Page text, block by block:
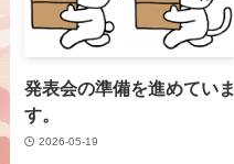
発表会の準備を進めていま
す。
2026-05-19